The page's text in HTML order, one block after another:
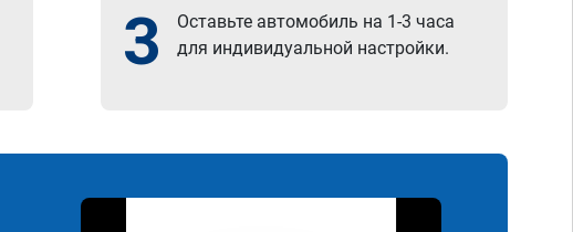
3
Оставьте автомобиль на 1-3 часа
для индивидуальной настройки.